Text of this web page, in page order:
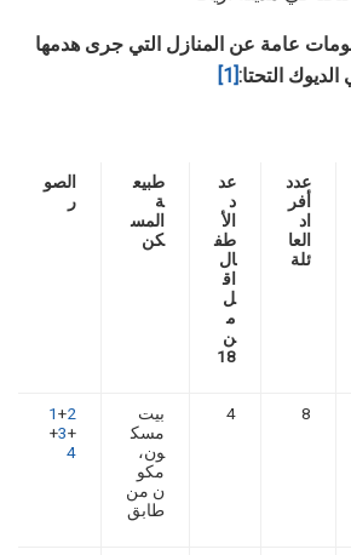
عامة عن المنازل التي جرى هدمها
التحتا:[1]
عدد
أفر
اد
العا
ئلة
عد
د
الأ
طف
ال
اق
ل
م
ن
18
طبيع
ة
المس
كن
الصو
ر
8
4
بيت
مسك
ون،
مكو
ن من
طابق
1+2
+3+
4